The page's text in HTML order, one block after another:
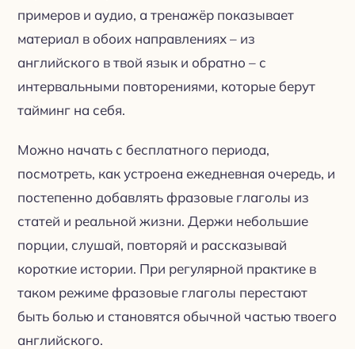
примеров и аудио, а тренажёр показывает
материал в обоих направлениях – из
английского в твой язык и обратно – с
интервальными повторениями, которые берут
тайминг на себя.
Можно начать с бесплатного периода,
посмотреть, как устроена ежедневная очередь, и
постепенно добавлять фразовые глаголы из
статей и реальной жизни. Держи небольшие
порции, слушай, повторяй и рассказывай
короткие истории. При регулярной практике в
таком режиме фразовые глаголы перестают
быть болью и становятся обычной частью твоего
английского.